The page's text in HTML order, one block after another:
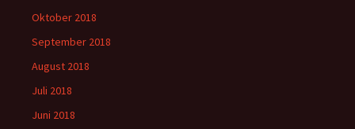
Oktober 2018
September 2018
August 2018
Juli 2018
Juni 2018